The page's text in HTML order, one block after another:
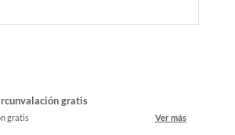
gratis
gratis Ver más